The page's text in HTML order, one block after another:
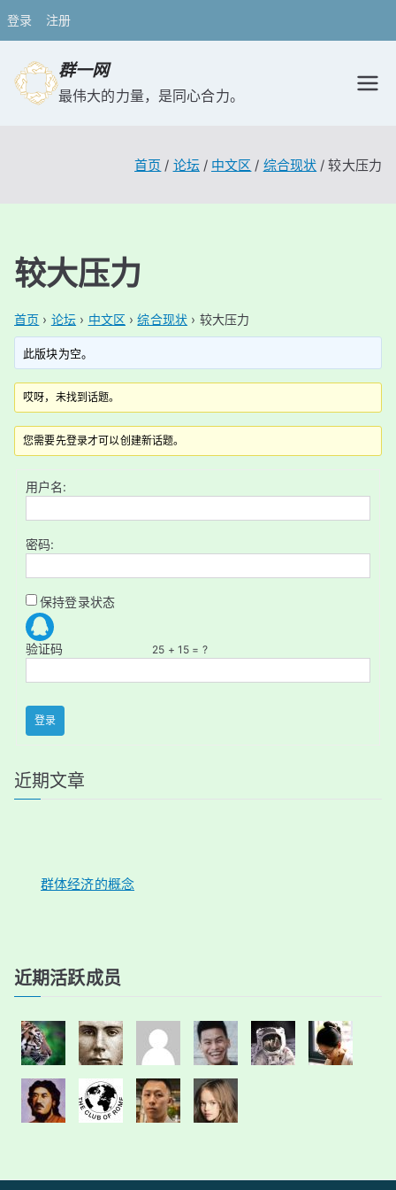
登录 注册
群一网
最伟大的力量，是同心合力。
首页 论坛 中文区 综合现状 较大压力
较大压力
首页 › 论坛 › 中文区 › 综合现状 › 较大压力
此版块为空。
哎呀，未找到话题。
您需要先登录才可以创建新话题。
用户名:
密码:
保持登录状态
验证码 25 + 15 = ?
登录
近期文章
群体经济的概念
近期活跃成员